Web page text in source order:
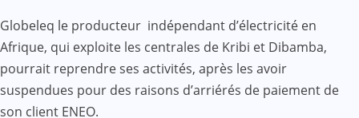
Globeleq le producteur indépendant d’électricité en
Afrique, qui exploite les centrales de Kribi et Dibamba,
pourrait reprendre ses activités, après les avoir
suspendues pour des raisons d’arriérés de paiement de
son client ENEO.